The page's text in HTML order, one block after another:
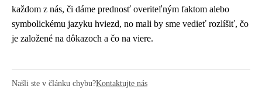
každom z nás, či dáme prednosť overiteľným faktom alebo
symbolickému jazyku hviezd, no mali by sme vedieť rozlíšiť, čo
je založené na dôkazoch a čo na viere.
Našli ste v článku chybu?Kontaktujte nás